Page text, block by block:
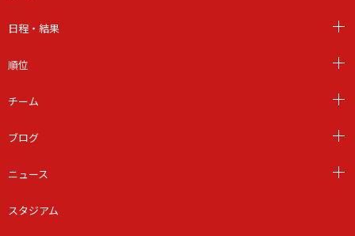
日程・結果
順位
チーム
ブログ
ニュース
スタジアム